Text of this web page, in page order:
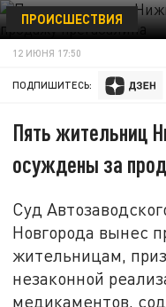
ПРОИСШЕСТВИЯ
12 ИЮНЯ 17:50
ПОДПИШИТЕСЬ:
Пять жительниц
осуждены за
Суд
Новгорода вынес
жительницам,
незаконной
медикаментов,